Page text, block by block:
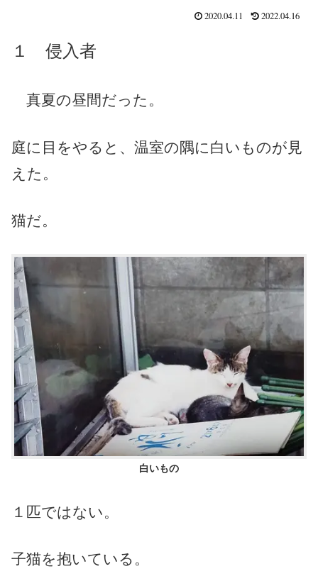
2020.04.11 2022.04.16
１ 侵入者
真夏の昼間だった。
庭に目をやると、温室の隅に白いものが見
えた。
猫だ。
白いもの
１匹ではない。
子猫を抱いている。